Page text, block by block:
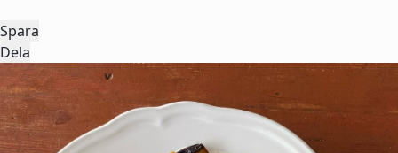
Spara
Dela